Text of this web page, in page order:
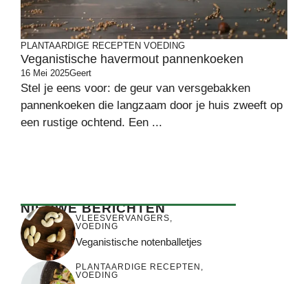
PLANTAARDIGE RECEPTEN VOEDING
Veganistische havermout pannenkoeken
16 Mei 2025Geert
Stel je eens voor: de geur van versgebakken
pannenkoeken die langzaam door je huis zweeft op
een rustige ochtend. Een ...
NIEUWE BERICHTEN
VLEESVERVANGERS,
VOEDING
Veganistische notenballetjes
PLANTAARDIGE RECEPTEN ,
VOEDING